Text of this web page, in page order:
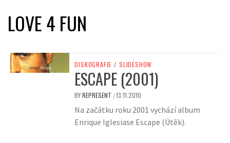
LOVE 4 FUN
DISKOGRAFIE / SLIDESHOW
ESCAPE (2001)
BYREPRESENT /13.11.2010
Na začátku roku 2001 vychází album
Enrique Iglesiase Escape (Útěk).